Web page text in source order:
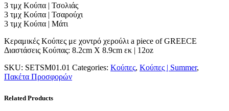
3 τμχ Κούπα | Τσολιάς
3 τμχ Κούπα | Τσαρούχι
3 τμχ Κούπα | Μάτι
Κεραμικές Κούπες με χοντρό χερούλι a piece of GREECE
Διαστάσεις Κούπας: 8.2cm Χ 8.9cm εκ | 12oz
SKU: SETSM01.01 Categories: Κούπες, Κούπες | Summer,
Πακέτα Προσφορών
Related Products